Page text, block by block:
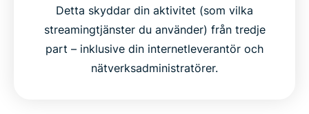
Detta skyddar din aktivitet (som vilka
streamingtjänster du använder) från tredje
part – inklusive din internetleverantör och
nätverksadministratörer.